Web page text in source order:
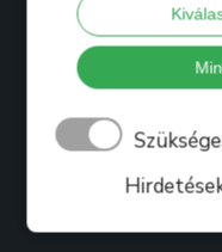
Referenciák
Ajándékkártya
Blog
Jelentkezés